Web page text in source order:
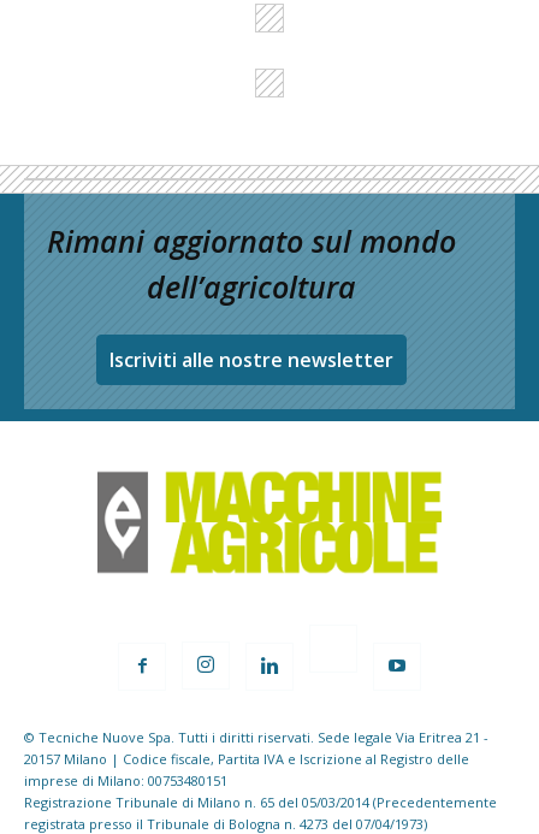
Rimani aggiornato sul mondo
dell’agricoltura
Iscriviti alle nostre newsletter
© Tecniche Nuove Spa. Tutti i diritti riservati. Sede legale Via Eritrea 21 -
20157 Milano | Codice fiscale, Partita IVA e Iscrizione al Registro delle
imprese di Milano: 00753480151
Registrazione Tribunale di Milano n. 65 del 05/03/2014 (Precedentemente
registrata presso il Tribunale di Bologna n. 4273 del 07/04/1973)